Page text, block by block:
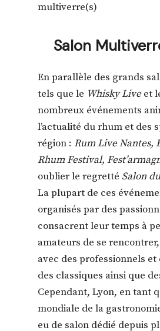
multiverre(s)
Salon
En parallèle des grands
tels que le Whisky Liveet
nombreux événements
l’actualité du rhum et des
région :Rum Live Nantes,
Rhum Festival,
oublier le regretté Salon
La plupart de ces
organisés par des
consacrent leur temps à
amateurs de se rencontrer,
avec des professionnels
des classiques ainsi que
Cependant, Lyon, en tant
mondiale de la
eu de salon dédié depuis